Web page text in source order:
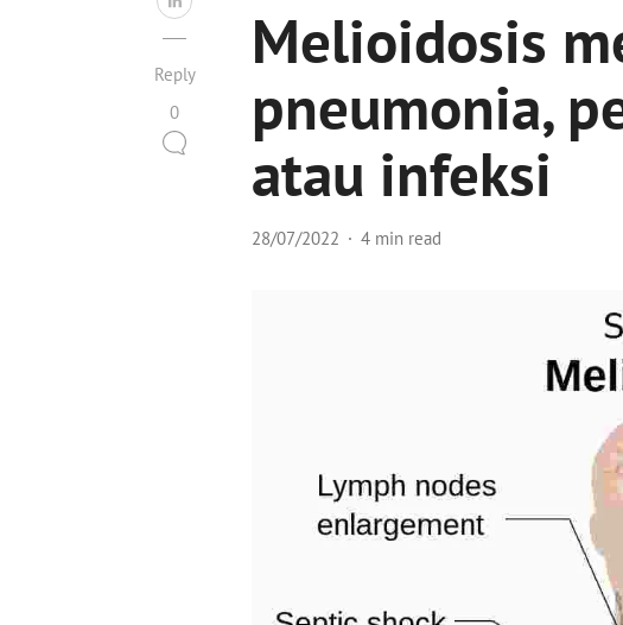
Reply
0
Melioidosis
pneumonia,
atau infeksi
28/07/2022 4 min read